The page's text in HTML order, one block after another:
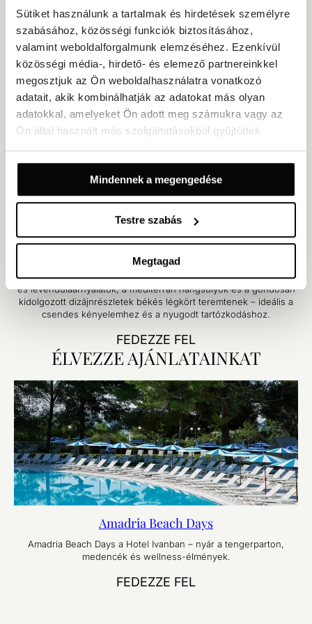
Sütiket használunk a tartalmak és hirdetések személyre
szabásához, közösségi funkciók biztosításához,
valamint weboldalforgalmunk elemzéséhez. Ezenkívül
közösségi média-, hirdető- és elemező partnereinkkel
megosztjuk az Ön weboldalhasználatra vonatkozó
adatait, akik kombinálhatják az adatokat más olyan
adatokkal, amelyeket Ön adott meg számukra vagy az
Ön által használt más szolgáltatásokból gyűjtöttek.
Mindennek a megengedése
Testre szabás
Megtagad
Kétágyas szoba udvari vagy parkra néző kilátással
Udvarra vagy parkra néző kilátás
Legfeljebb 2 fő
Két egyszemélyes ágy, vagy összetolva king-size franciaágy
Világos és tágas, elegáns kétágyas szoba, amely pihentető
menedéket kínál udvari vagy parkra néző kilátással. A lágy fehér
és levendulaárnyalatok, a mediterrán hangsúlyok és a gondosan
kidolgozott dizájnrészletek békés légkört teremtenek – ideális a
csendes kényelemhez és a nyugodt tartózkodáshoz.
FEDEZZE FEL
ÉLVEZZE AJÁNLATAINKAT
Amadria Beach Days
Amadria Beach Days a Hotel Ivanban – nyár a tengerparton,
medencék és wellness-élmények.
FEDEZZE FEL